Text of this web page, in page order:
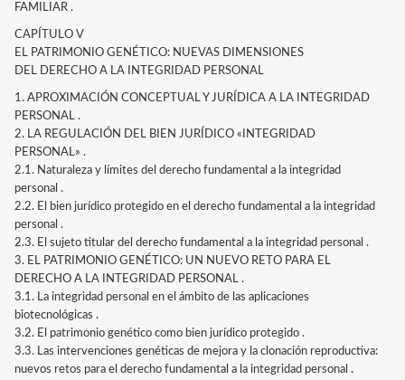
FAMILIAR .
CAPÍTULO V
EL PATRIMONIO GENÉTICO: NUEVAS DIMENSIONES
DEL DERECHO A LA INTEGRIDAD PERSONAL
1. APROXIMACIÓN CONCEPTUAL Y JURÍDICA A LA INTEGRIDAD
PERSONAL .
2. LA REGULACIÓN DEL BIEN JURÍDICO «INTEGRIDAD
PERSONAL» .
2.1. Naturaleza y límites del derecho fundamental a la integridad
personal .
2.2. El bien jurídico protegido en el derecho fundamental a la integridad
personal .
2.3. El sujeto titular del derecho fundamental a la integridad personal .
3. EL PATRIMONIO GENÉTICO: UN NUEVO RETO PARA EL
DERECHO A LA INTEGRIDAD PERSONAL .
3.1. La integridad personal en el ámbito de las aplicaciones
biotecnológicas .
3.2. El patrimonio genético como bien jurídico protegido .
3.3. Las intervenciones genéticas de mejora y la clonación reproductiva:
nuevos retos para el derecho fundamental a la integridad personal .